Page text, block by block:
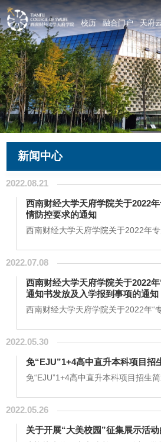
校历 融合门户 天府
新闻中心
2022.08.21
西南财经大学天府学院关于2022
情防控要求的通知
西南财经大学天府学院关于2022年专
学习生涯即将开启，学校工作已就
来！鉴于部分地区仍处于疫情高发
入校防疫做如下提醒：一、防疫要
新疆和其他省份中高风险地区或开学
其他省份中高风险地区旅居史的师
2022.07.08
西南财经大学天府学院关于2022
通知书发放及入学报到事项的通知
西南财经大学天府学院关于2022年“
好：首先祝贺同学们在2022年专升
的成绩获取了本科录取资格，根据
100 号）、《关于做好2022年普通高
名和考试工作的通知》（川教考院函
2022.05.30
免“EJU”1+4高中直升本科项目招
免“EJU”1+4高中直升本科项目招生
生考试”，相当于日本全国统一留学
生如果要升入日本大学就读本科阶
同时部分大学还需要在EJU考试的成
2022.05.26
关于开展“大美校园”征集展示活